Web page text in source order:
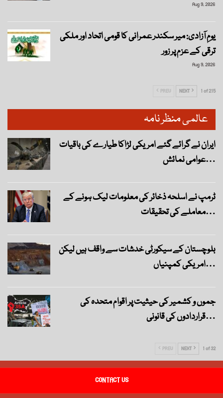
Aug 9, 2026
یومِ آزادی: میر سکندر عمرانی کا قومی اتحاد اور ملکی
ترقی کے عزم پر زور
Aug 9, 2026
PREV NEXT 1 of 215
عالمی منظر نامہ
ایران نے گرائے گئے امریکی لڑاکا طیارے کی باقیات
عوامی نمائش…
ٹرمپ نے اسلحہ ذخائر کی معلومات لیک ہونے کے
معاملے کی تحقیقات…
بلوچستان کے سیکورٹی خدشات سے واقف ہیں لیکن
امریکی کمپنیاں…
جموں و کشمیر کی حیثیت پر اقوام متحدہ کی
قراردادوں کی قانونی…
PREV NEXT 1 of 32
CONTACT US